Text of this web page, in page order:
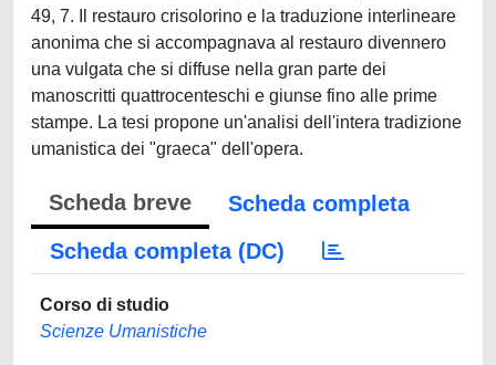
49, 7. Il restauro crisolorino e la traduzione interlineare
anonima che si accompagnava al restauro divennero
una vulgata che si diffuse nella gran parte dei
manoscritti quattrocenteschi e giunse fino alle prime
stampe. La tesi propone un'analisi dell'intera tradizione
umanistica dei "graeca" dell'opera.
Scheda breve
Scheda completa
Scheda completa (DC)
Corso di studio
Scienze Umanistiche